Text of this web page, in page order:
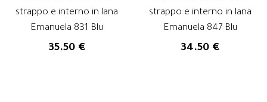
strappo e interno in lana
Emanuela 831 Blu
35.50 €
strappo e interno in lana
Emanuela 847 Blu
34.50 €